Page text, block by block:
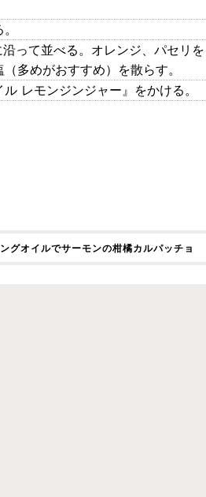
って並べる。オレンジ、パセリを
多めがおすすめ）を散らす。
レモンジンジャー』をかける。
グオイルでサーモンの柑橘カルパッチョ